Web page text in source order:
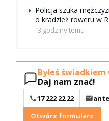
Policja szuka
o kradzież roweru w
3 godziny temu
Byłeś
Daj nam znać!
17 222 22 22
Otwórz formularz